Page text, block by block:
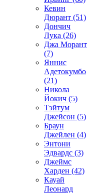
Кевин
Дюрант (51)
Дончич
Лука (26)
Джа Морант
(7)
Яннис
Адетокумбо
(21)
Никола
Йокич (5)
Тэйтум
Джейсон (5)
Браун
Джейлен (4)
Энтони
Эдвардс (3)
Джеймс
Харден (42)
Кауай
Леонард